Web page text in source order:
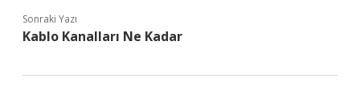
Sonraki Yazı
Kablo Kanalları Ne Kadar